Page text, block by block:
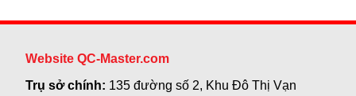
Website QC-Master.com
Trụ sở chính: 135 đường số 2, Khu Đô Thị Vạn